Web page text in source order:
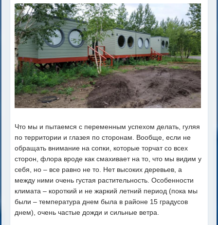
Что мы и пытаемся с переменным успехом делать, гуляя
по территории и глазея по сторонам. Вообще, если не
обращать внимание на сопки, которые торчат со всех
сторон, флора вроде как смахивает на то, что мы видим у
себя, но – все равно не то. Нет высоких деревьев, а
между ними очень густая растительность. Особенности
климата – короткий и не жаркий летний период (пока мы
были – температура днем была в районе 15 градусов
днем), очень частые дожди и сильные ветра.